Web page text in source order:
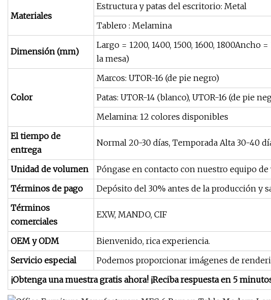
Materiales
Estructura y patas del escritorio: Metal
Tablero : Melamina
Dimensión (mm)
Largo = 1200, 1400, 1500, 1600, 1800Ancho
la mesa)
Color
Marcos: UTOR-16 (de pie negro)
Patas: UTOR-14 (blanco), UTOR-16 (de pie
Melamina: 12 colores disponibles
El tiempo de
entrega
Normal 20-30 días, Temporada Alta 30-40
Unidad de volumen
Póngase en contacto con nuestro equipo
Términos de pago
Depósito del 30% antes de la producción y
Términos
comerciales
EXW, MANDO, CIF
OEM y ODM
Bienvenido, rica experiencia.
Servicio especial
Podemos proporcionar imágenes de
¡Obtenga una muestra gratis ahora! ¡Reciba respuesta en 5